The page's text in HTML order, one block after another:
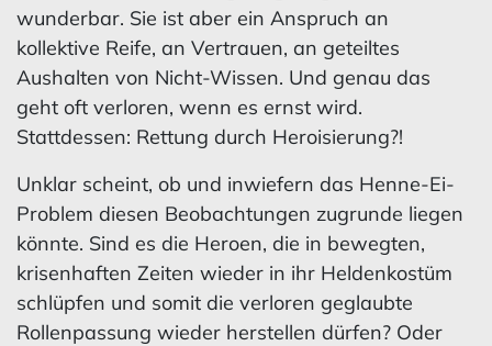
wunderbar. Sie ist aber ein Anspruch an
kollektive Reife, an Vertrauen, an geteiltes
Aushalten von Nicht-Wissen. Und genau das
geht oft verloren, wenn es ernst wird.
Stattdessen: Rettung durch Heroisierung?!
Unklar scheint, ob und inwiefern das Henne-Ei-
Problem diesen Beobachtungen zugrunde liegen
könnte. Sind es die Heroen, die in bewegten,
krisenhaften Zeiten wieder in ihr Heldenkostüm
schlüpfen und somit die verloren geglaubte
Rollenpassung wieder herstellen dürfen? Oder